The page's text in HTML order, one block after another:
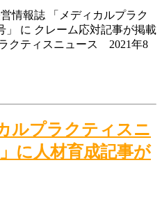
情報誌 「メディカルプラク
に クレーム応対記事が掲載
クティスニュース 2021年8
ルプラクティスニ
に人材育成記事が